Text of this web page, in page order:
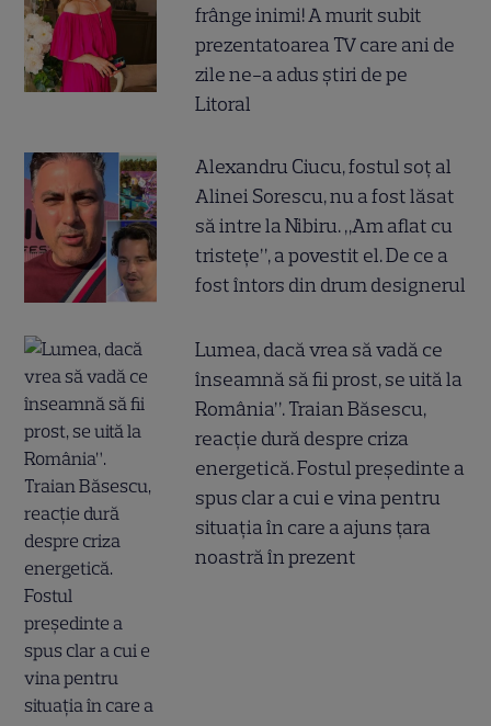
frânge inimi! A murit subit
prezentatoarea TV care ani de
zile ne-a adus știri de pe
Litoral
Alexandru Ciucu, fostul soț al
Alinei Sorescu, nu a fost lăsat
să intre la Nibiru. „Am aflat cu
tristețe”, a povestit el. De ce a
fost întors din drum designerul
Lumea, dacă vrea să vadă ce
înseamnă să fii prost, se uită la
România”. Traian Băsescu,
reacție dură despre criza
energetică. Fostul președinte a
spus clar a cui e vina pentru
situația în care a ajuns țara
noastră în prezent